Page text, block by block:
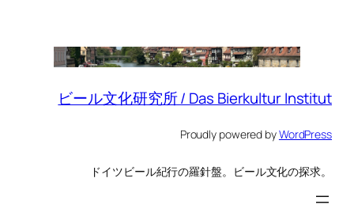
ビール文化研究所 / Das Bierkultur Institut
Proudly powered byWordPress
ドイツビール紀行の羅針盤。ビール文化の探求。